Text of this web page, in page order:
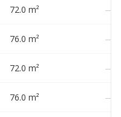
72.0 m² —
76.0 m² —
72.0 m² —
76.0 m² —